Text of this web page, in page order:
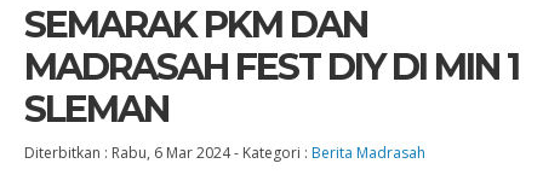
SEMARAK PKM DAN
MADRASAH FEST DIY DI MIN 1
SLEMAN
Diterbitkan : Rabu, 6 Mar 2024- Kategori : Berita Madrasah